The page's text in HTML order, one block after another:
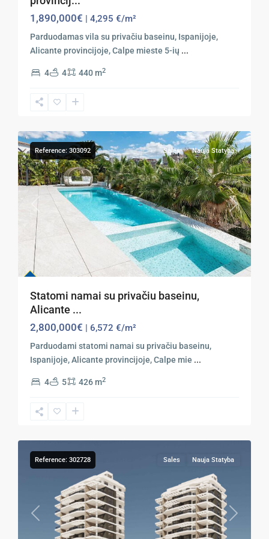
1,890,000€ | 4,295 €/m²
Parduodamas vila su privačiu baseinu, Ispanijoje,
Alicante provincijoje, Calpe mieste 5-ių ...
4 4 440 m2
Previous Next
Reference: 303092 Sales Nauja Statyba
Statomi namai su privačiu baseinu,
Alicante ...
2,800,000€ | 6,572 €/m²
Parduodami statomi namai su privačiu baseinu,
Ispanijoje, Alicante provincijoje, Calpe mie ...
4 5 426 m2
Previous Next
Reference: 302728 Sales Nauja Statyba